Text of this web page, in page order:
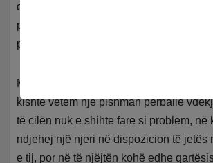
qëndron në faktin se ai paqen e plotë
poshtërim të të mundurve, por si
porsalindurve.
Miqtë e tij të afërt më kanë thënë se
kishte vetëm një pishman përballë
të cilën nuk e shihte fare si problem, në
ndjehej një njeri në dispozicion të jetës
e tij, por në të njëjtën kohë edhe